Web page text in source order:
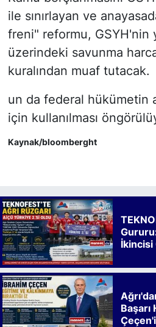
ile sınırlayan ve
freni" reformu, GSYH'nin
üzerindeki savunma
kuralından muaf tutacak.
un da federal hükümetin
için kullanılması
Kaynak/bloomberght
İkincisi